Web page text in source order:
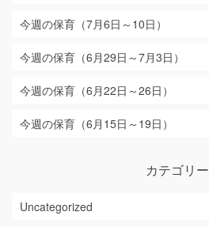
今週の保育（7月6日～10日）
今週の保育（6月29日～7月3日）
今週の保育（6月22日～26日）
今週の保育（6月15日～19日）
カテゴリー
Uncategorized